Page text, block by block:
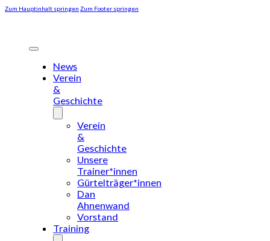
Zum Hauptinhalt springen Zum Footer springen
News
Verein
&
Geschichte
Verein
&
Geschichte
Unsere
Trainer*innen
Gürtelträger*innen
Dan
Ahnenwand
Vorstand
Training